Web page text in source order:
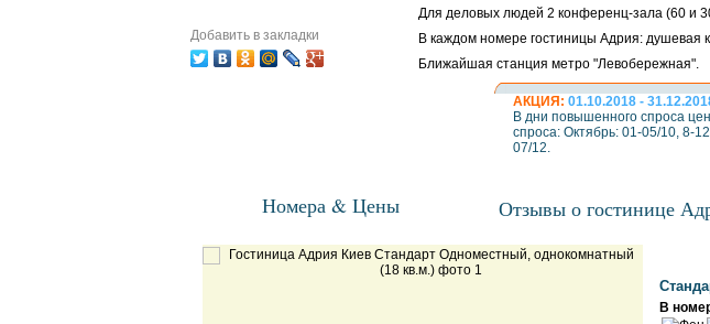
Добавить в закладки
Для деловых людей 2 конференц-зала (60 и
В каждом номере гостиницы Адрия: душевая
Ближайшая станция метро "Левобережная".
АКЦИЯ: 01.10.2018 -
В дни повышенного спроса
спроса: Октябрь: 01-05/10, 8-
07/12.
Номера & Цены Отзывы о гостинице
В